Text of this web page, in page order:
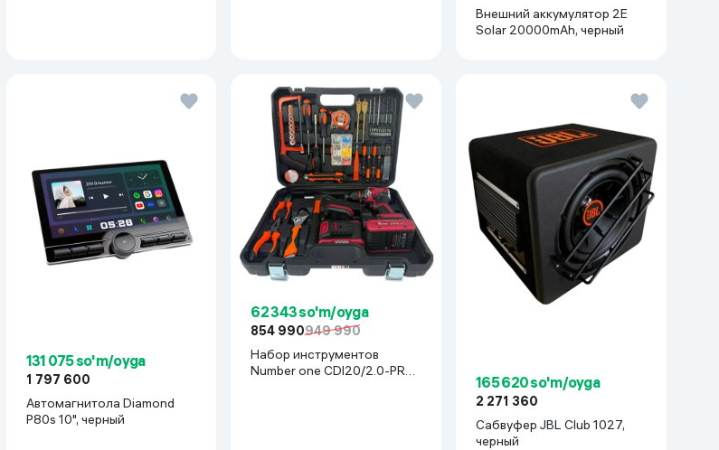
Внешний аккумулятор 2E
Solar 20000mAh, черный
131 075 so'm/oyga
1 797 600
Автомагнитола Diamond
P80s 10", черный
62 343 so'm/oyga
854 990949 990
Набор инструментов
Number one CDI20/2.0-PRO-
165 620 so'm/oyga
2 271 360
Сабвуфер JBL Club 1027,
черный